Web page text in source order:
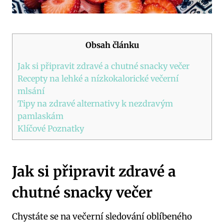
Obsah článku
Jak si připravit zdravé a chutné snacky večer
Recepty na lehké a nízkokalorické večerní
mlsání
Tipy na zdravé alternativy k nezdravým
pamlaskám
Klíčové Poznatky
Jak si připravit zdravé a
chutné snacky večer
Chystáte se na večerní sledování oblíbeného